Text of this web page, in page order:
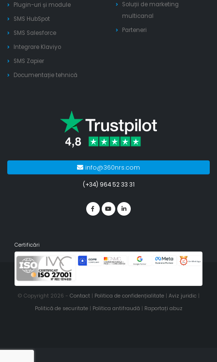
Plugin-uri și module
SMS HubSpot
SMS Salesforce
Integrare Klaviyo
SMS Zapier
Documentație tehnică
Soluții de marketing
multicanal
Parteneri
info@360nrs.com
(+34) 964 52 33 31
Certificări
© Copyright 2026 - Contact | Politica de confidențialitate| Aviz juridic|
Politică de securitate| Politica antifraudă| Raportați abuz